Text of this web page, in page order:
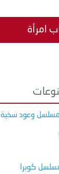
امرأة
مسلسل وعود سخية
كوبرا